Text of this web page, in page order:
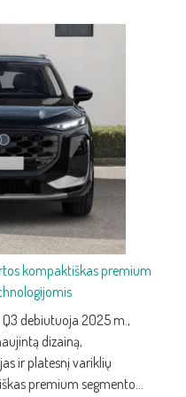
kompaktiškas premium
debiutuoja 2025 m.,
dizainą,
ir platesnį variklių
premium segmento…